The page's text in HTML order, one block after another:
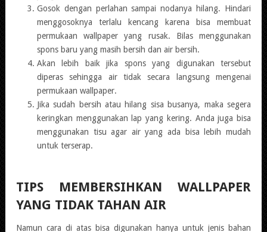
Gosok dengan perlahan sampai nodanya hilang. Hindari
menggosoknya terlalu kencang karena bisa membuat
permukaan wallpaper yang rusak. Bilas menggunakan
spons baru yang masih bersih dan air bersih.
Akan lebih baik jika spons yang digunakan tersebut
diperas sehingga air tidak secara langsung mengenai
permukaan wallpaper.
Jika sudah bersih atau hilang sisa busanya, maka segera
keringkan menggunakan lap yang kering. Anda juga bisa
menggunakan tisu agar air yang ada bisa lebih mudah
untuk terserap.
TIPS MEMBERSIHKAN WALLPAPER
YANG TIDAK TAHAN AIR
Namun cara di atas bisa digunakan hanya untuk jenis bahan